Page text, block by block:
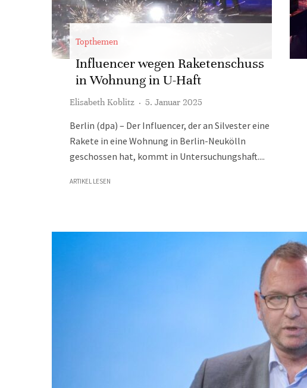
Topthemen
Influencer wegen Raketenschuss
in Wohnung in U-Haft
Elisabeth Koblitz · 5. Januar 2025
Berlin (dpa) – Der Influencer, der an Silvester eine
Rakete in eine Wohnung in Berlin-Neukölln
geschossen hat, kommt in Untersuchungshaft....
ARTIKEL LESEN